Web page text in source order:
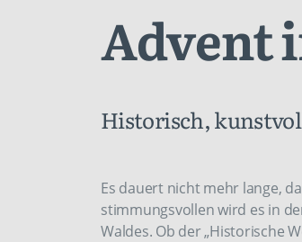
Advent
Historisch,
Es dauert nicht mehr lange,
stimmungsvollen wird es in
Waldes. Ob der „Historische